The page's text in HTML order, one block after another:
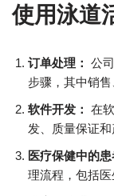
使用泳道
订单处理： 公
步骤，其中销
软件开发： 在
发、质量保证和
医疗保健中的患
理流程，包括医